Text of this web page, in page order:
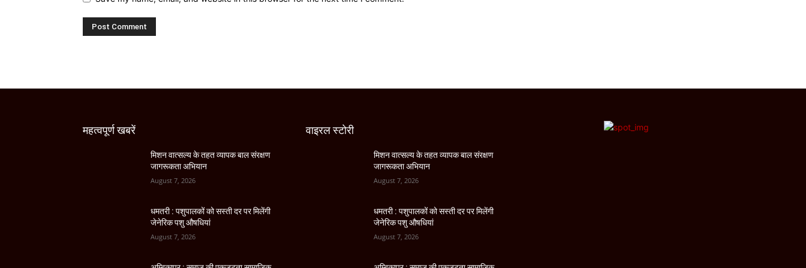
महत्वपूर्ण खबरें
मिशन वात्सल्य के तहत व्यापक बाल संरक्षण
जागरूकता अभियान
August 7, 2026
धमतरी : पशुपालकों को सस्ती दर पर मिलेंगी
जेनेरिक पशु औषधियां
August 7, 2026
वाइरल स्टोरी
मिशन वात्सल्य के तहत व्यापक बाल संरक्षण
जागरूकता अभियान
August 7, 2026
धमतरी : पशुपालकों को सस्ती दर पर मिलेंगी
जेनेरिक पशु औषधियां
August 7, 2026